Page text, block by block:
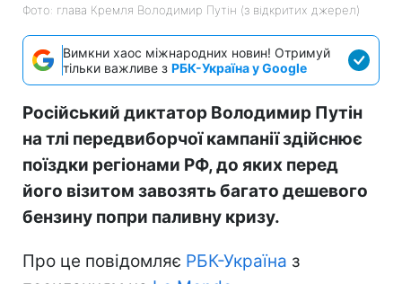
Фото: глава Кремля Володимир Путін (з відкритих джерел)
Вимкни хаос міжнародних новин! Отримуй
тільки важливе з РБК-Україна у Google
Російський диктатор Володимир Путін
на тлі передвиборчої кампанії здійснює
поїздки регіонами РФ, до яких перед
його візитом завозять багато дешевого
бензину попри паливну кризу.
Про це повідомляє РБК-Україна з